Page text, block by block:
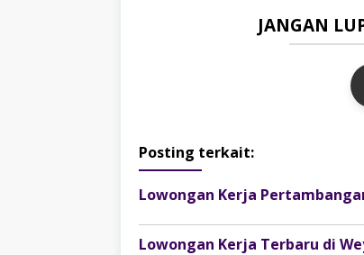
JANGAN
Posting terkait:
Lowongan Kerja Terbaru di